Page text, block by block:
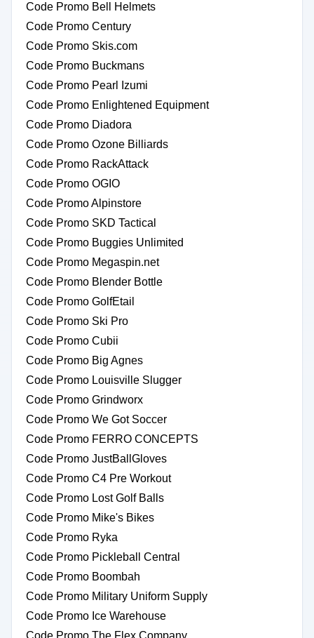
Code Promo Bell Helmets
Code Promo Century
Code Promo Skis.com
Code Promo Buckmans
Code Promo Pearl Izumi
Code Promo Enlightened Equipment
Code Promo Diadora
Code Promo Ozone Billiards
Code Promo RackAttack
Code Promo OGIO
Code Promo Alpinstore
Code Promo SKD Tactical
Code Promo Buggies Unlimited
Code Promo Megaspin.net
Code Promo Blender Bottle
Code Promo GolfEtail
Code Promo Ski Pro
Code Promo Cubii
Code Promo Big Agnes
Code Promo Louisville Slugger
Code Promo Grindworx
Code Promo We Got Soccer
Code Promo FERRO CONCEPTS
Code Promo JustBallGloves
Code Promo C4 Pre Workout
Code Promo Lost Golf Balls
Code Promo Mike's Bikes
Code Promo Ryka
Code Promo Pickleball Central
Code Promo Boombah
Code Promo Military Uniform Supply
Code Promo Ice Warehouse
Code Promo The Flex Company